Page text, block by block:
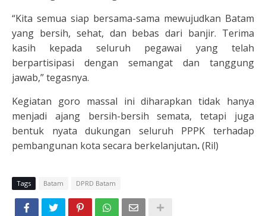
“Kita semua siap bersama-sama mewujudkan Batam
yang bersih, sehat, dan bebas dari banjir. Terima
kasih kepada seluruh pegawai yang telah
berpartisipasi dengan semangat dan tanggung
jawab,” tegasnya.
Kegiatan goro massal ini diharapkan tidak hanya
menjadi ajang bersih-bersih semata, tetapi juga
bentuk nyata dukungan seluruh PPPK terhadap
pembangunan kota secara berkelanjutan.(Ril)
Tags Batam DPRD Batam